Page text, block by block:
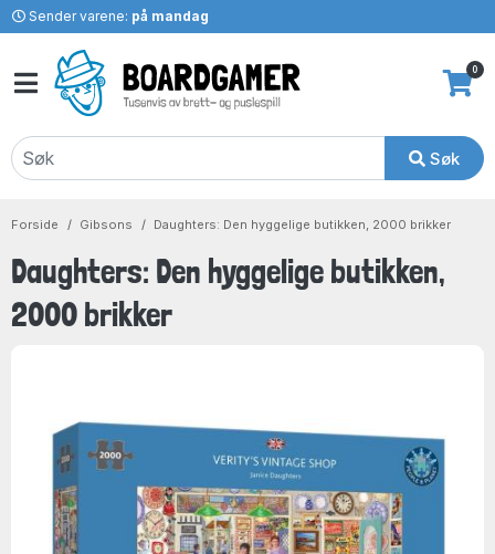
Sender varene: på mandag
Søk
0
Forside Gibsons Daughters: Den hyggelige butikken, 2000 brikker
Daughters: Den hyggelige butikken,
2000 brikker